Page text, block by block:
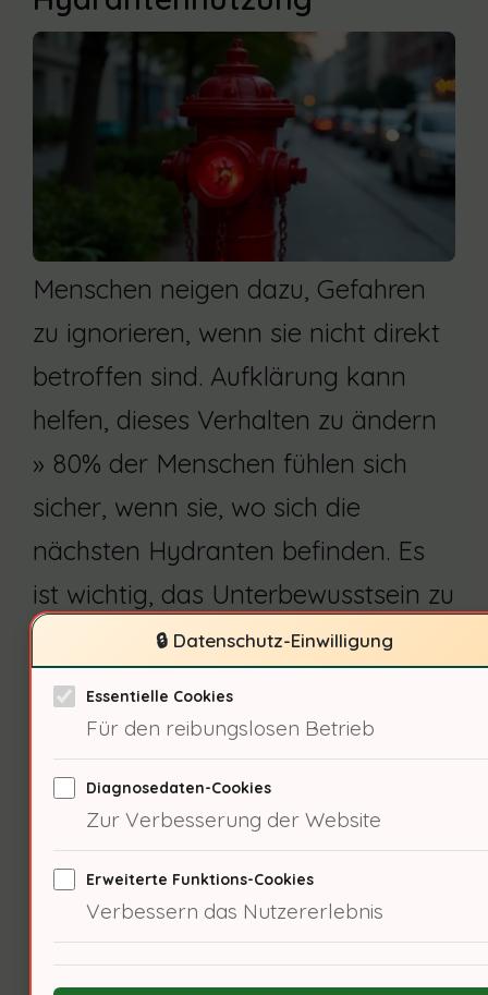
Menschen neigen dazu, Gefahren
zu ignorieren, wenn sie nicht direkt
betroffen sind. Aufklärung kann
helfen, dieses Verhalten zu ändern
» 80% der Menschen fühlen sich
sicher, wenn sie, wo sich die
nächsten Hydranten befinden. Es
ist wichtig, das Unterbewusstsein zu
aktivieren, um das
Sicherheitsbewusstsein zu fördern.
Ich frage mich: Welche
wirtschaftlichen Faktoren
beeinflussen die Wartung von
Hydranten?
Ökonomische Faktoren der
🔒 Datenschutz-Einwilligung
Essentielle Cookies
Für den reibungslosen Betrieb
Diagnosedaten-Cookies
Zur Verbesserung der Website
Erweiterte Funktions-Cookies
Verbessern das Nutzererlebnis